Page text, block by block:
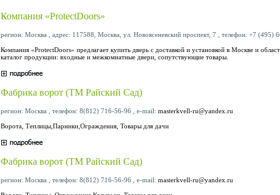
Компания «ProtectDoors»
регион: Москва , адрес: 117588, Москва, ул. Новоясеневский проспект, 7 , телефон: +7 (495)
Компания «ProtectDoors» предлагает купить дверь с доставкой и установкой в Москве и
каталог продукции: входные и межкомнатные двери, сопутствующие товары.
Фабрика ворот (ТМ Райский Сад)
регион: Москва , телефон: 8(812) 716-56-96 , e-mail: masterkvell-ru@yandex.ru
Ворота, Теплицы,Парники,Ограждения, Товары для дачи
Фабрика ворот (ТМ Райский Сад)
регион: Москва , телефон: 8(812) 716-56-96 , e-mail: masterkvell-ru@yandex.ru